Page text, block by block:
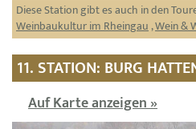
Diese Station gibt es auch in den
Weinbaukultur im Rheingau,Wein &
11. STATION: BURG
Auf Karte anzeigen »